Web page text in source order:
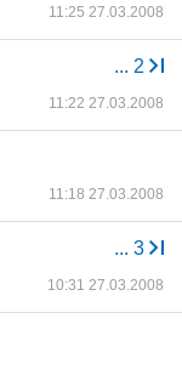
11:25 27.03.2008
... 2
11:22 27.03.2008
11:18 27.03.2008
... 3
10:31 27.03.2008